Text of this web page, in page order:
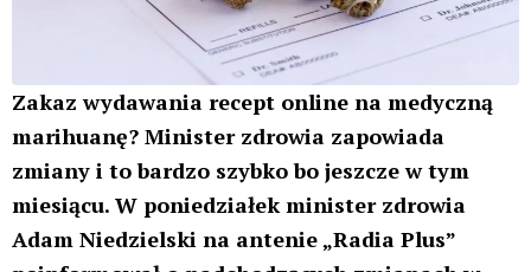
Zakaz wydawania recept online na medyczną
marihuanę? Minister zdrowia zapowiada
zmiany i to bardzo szybko bo jeszcze w tym
miesiącu. W poniedziałek minister zdrowia
Adam Niedzielski na antenie „Radia Plus”